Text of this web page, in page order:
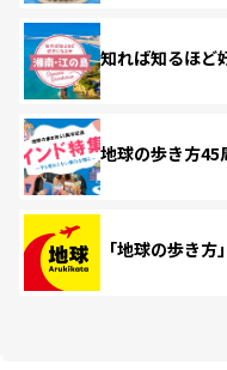
知れば知るほど
地球の歩き方45
「地球の歩き